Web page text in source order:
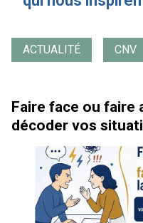
ACTUALITÉ CNV
Faire face ou faire
décoder vos